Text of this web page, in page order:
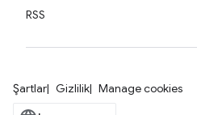
RSS
Şartlar Gizlilik Manage cookies